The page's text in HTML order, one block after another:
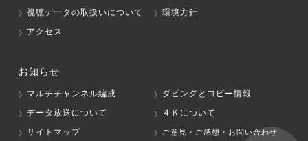
視聴データの取扱いについて
環境方針
アクセス
お知らせ
マルチチャンネル編成
ダビングとコピー情報
データ放送について
４Ｋについて
サイトマップ
ご意見・ご感想・お問い合わせ